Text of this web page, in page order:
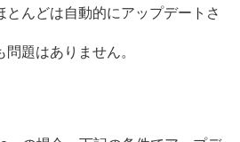
んどは自動的にアップデートさ
題はありません。